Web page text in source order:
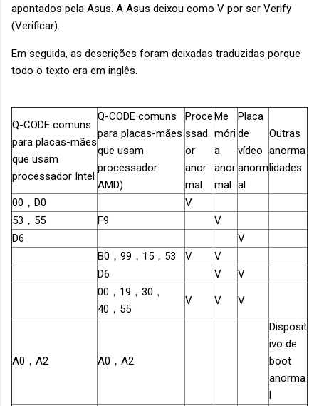
apontados pela Asus. A Asus deixou como V por ser Verify
(Verificar).
Em seguida, as descrições foram deixadas traduzidas porque
todo o texto era em inglês.
Q-CODE comuns
para placas-mães
que usam
processador Intel
Q-CODE comuns
para placas-mães
que usam
processador
AMD)
Proce
ssad
or
anor
mal
Me
móri
a
anor
mal
Placa
de
vídeo
anorm
al
Outras
anorma
lidades
00，D0
V
53，55
F9
V
D6
V
B0，99，15，53
V
V
D6
V
V
00，19，30，
40，55
V V V
A0，A2 A0，A2
Disposit
ivo de
boot
anorma